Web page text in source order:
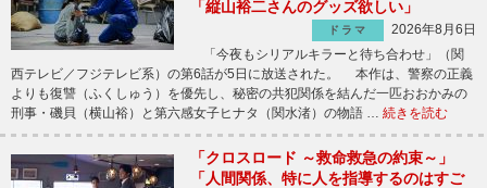
「縦山裕二さんのグッズ欲しい」
ドラマ
2026年8月6日
「今夜もシリアルキラーと待ち合わせ」（関
西テレビ／フジテレビ系）の第6話が5日に放送された。 本作は、警察の正義
よりも復讐（ふくしゅう）を優先し、秘密の共犯関係を結んだ一匹おおかみの
刑事・磯貝（横山裕）と第六感女子ヒナタ（関水渚）の物語 … 続きを読む
「クロスロード ～救命救急の約束～」
「人間関係、特に人を指導するのはすご